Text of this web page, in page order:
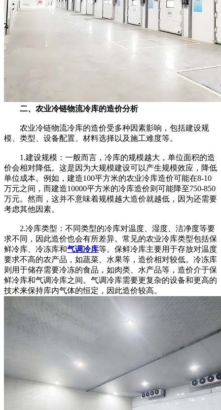
二、农业冷链物流冷库的造价分析
农业冷链物流冷库的造价受多种因素影响，包括建设规
模、类型、设备配置、材料选择以及施工难度等。
1.建设规模：一般而言，冷库的规模越大，单位面积的造
价会相对降低。这是因为大规模建设可以产生规模效应，降低
单位成本。例如，建造100平方米的农业冷库造价可能在8-10
万元之间，而建造10000平方米的冷库造价则可能降至750-850
万元。然而，这并不意味着规模越大造价就越低，因为还需要
考虑其他因素。
2.冷库类型：不同类型的冷库对温度、湿度、洁净度等要
求不同，因此造价也会有所差异。常见的农业冷库类型包括保
鲜冷库、冷冻库和气调冷库等。保鲜冷库主要用于存放对温度
要求不高的农产品，如蔬菜、水果等，造价相对较低。冷冻库
则用于储存需要冷冻的食品，如肉类、水产品等，造价介于保
鲜冷库和气调冷库之间。气调冷库需要更复杂的设备和更高的
技术来保持库内气体的恒定，因此造价较高。